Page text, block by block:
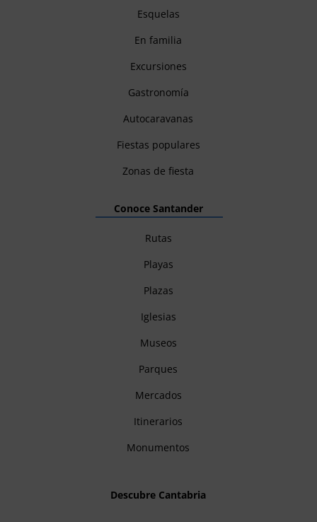
Esquelas
En familia
Excursiones
Gastronomía
Autocaravanas
Fiestas populares
Zonas de fiesta
Conoce Santander
Rutas
Playas
Plazas
Iglesias
Museos
Parques
Mercados
Itinerarios
Monumentos
Descubre Cantabria